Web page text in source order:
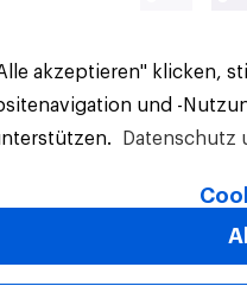
akzeptieren" klicken,
und -
Datenschutz